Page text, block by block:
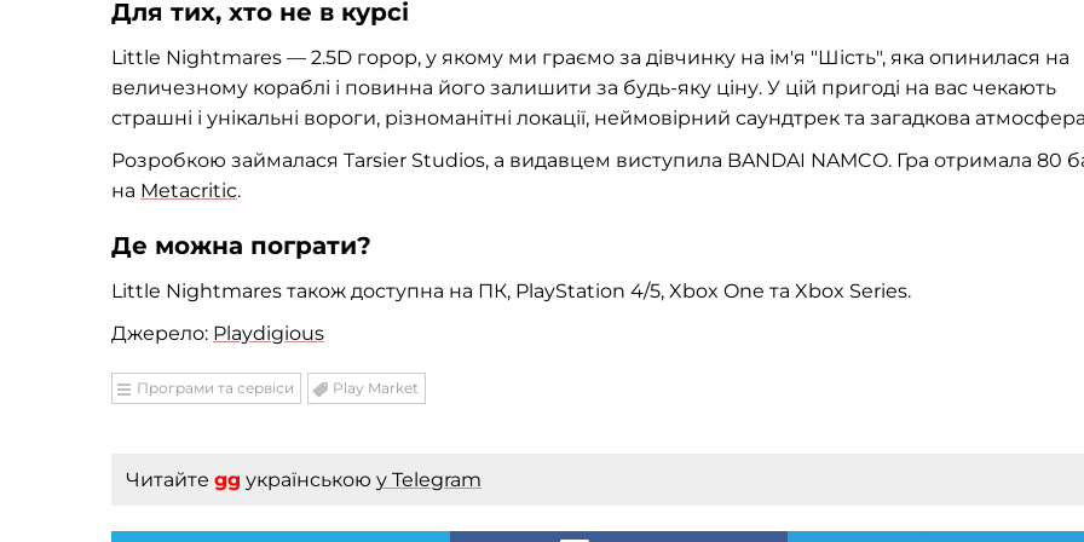
Для тих, хто не в курсі
Little Nightmares — 2.5D горор, у якому ми граємо за дівчинку на ім'я "Шість", яка опинилася на
величезному кораблі і повинна його залишити за будь-яку ціну. У цій пригоді на вас чекають
страшні і унікальні вороги, різноманітні локації, неймовірний саундтрек та загадкова
Розробкою займалася Tarsier Studios, а видавцем виступила BANDAI NAMCO. Гра отримала 80
на Metacritic.
Де можна пограти?
Little Nightmares також доступна на ПК, PlayStation 4/5, Xbox One та Xbox Series.
Джерело: Playdigious
Програми та сервіси Play Market
Читайте gg українською у Telegram